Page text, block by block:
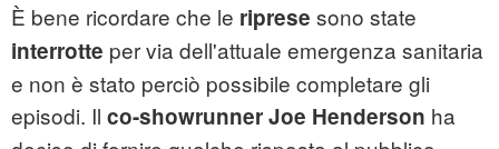
È bene ricordare che le riprese sono state
interrotte per via dell'attuale emergenza sanitaria
e non è stato perciò possibile completare gli
episodi. Il co-showrunner Joe Henderson ha